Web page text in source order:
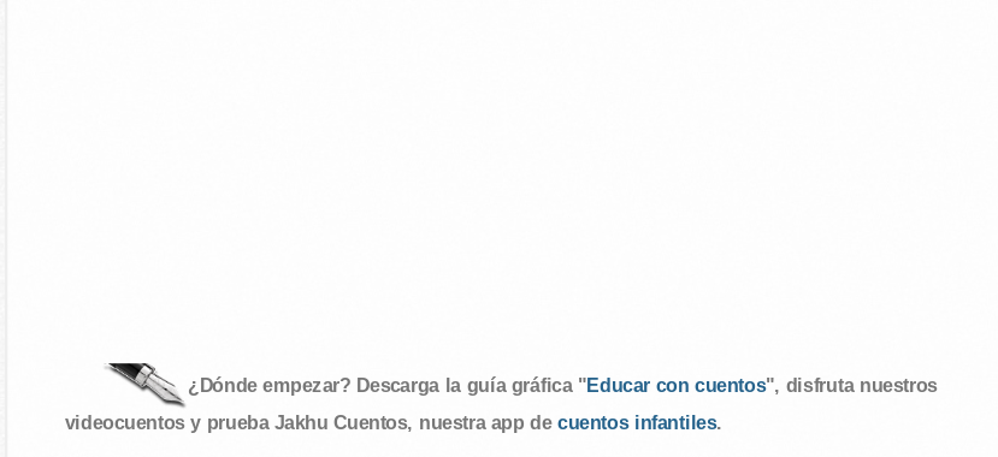
¿Dónde empezar? Descarga la guía gráfica "Educar con cuentos", disfruta nuestros
videocuentos y prueba Jakhu Cuentos, nuestra app decuentos infantiles.